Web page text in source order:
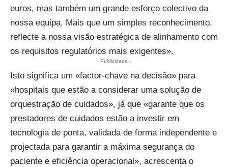
euros, mas também um grande esforço colectivo da
nossa equipa. Mais que um simples reconhecimento,
reflecte a nossa visão estratégica de alinhamento com
os requisitos regulatórios mais exigentes».
- Publicidade -
Isto significa um «factor-chave na decisão» para
«hospitais que estão a considerar uma solução de
orquestração de cuidados», já que «garante que os
prestadores de cuidados estão a investir em
tecnologia de ponta, validada de forma independente e
projectada para garantir a máxima segurança do
paciente e eficiência operacional», acrescenta o